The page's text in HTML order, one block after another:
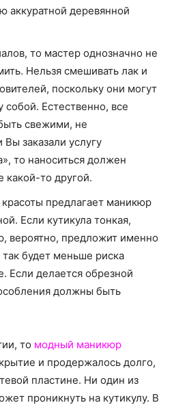
аккуратной деревянной
то мастер однозначно не
Нельзя смешивать лак и
поскольку они могут
собой. Естественно, все
свежими, не
заказали услугу
то наноситься должен
какой-то другой.
предлагает маникюр
Если кутикула тонкая,
вероятно, предложит именно
будет меньше риска
Если делается обрезной
должны быть
то модный маникюр
и продержалось долго,
пластине. Ни один из
проникнуть на кутикулу. В